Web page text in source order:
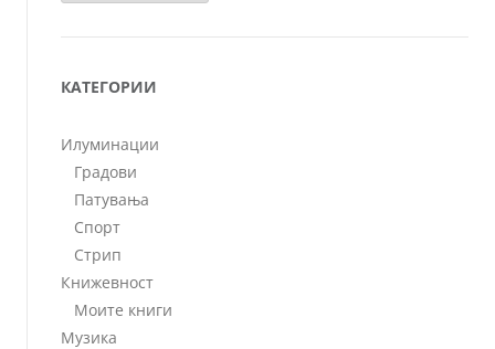
КАТЕГОРИИ
Илуминации
Градови
Патувања
Спорт
Стрип
Книжевност
Моите книги
Музика